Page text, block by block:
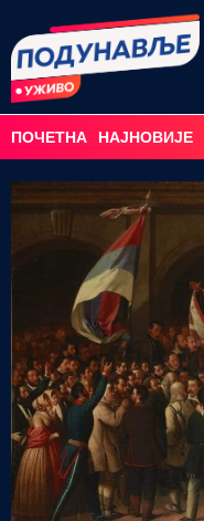
ПОЧЕТНА НАЈНОВИЈЕ